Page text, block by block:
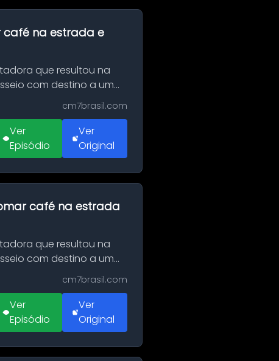
café na estrada e
que resultou na
com destino a um
cm7brasil.com
Ver
Episódio
Ver
Original
café na estrada
que resultou na
com destino a um
cm7brasil.com
Ver
Episódio
Ver
Original